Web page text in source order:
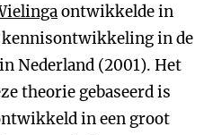
ontwikkelde in
in de
Nederland (2001). Het
theorie gebaseerd is
in een groot